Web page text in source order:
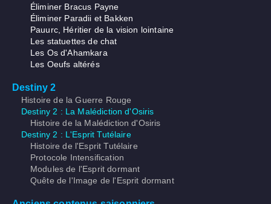
Éliminer Bracus Payne
Éliminer Paradii et Bakken
Pauurc, Héritier de la vision lointaine
Les statuettes de chat
Les Os d'Ahamkara
Les Oeufs altérés
Destiny 2
Histoire de la Guerre Rouge
Destiny 2 : La Malédiction d'Osiris
Histoire de la Malédiction d'Osiris
Destiny 2 : L'Esprit Tutélaire
Histoire de l'Esprit Tutélaire
Protocole Intensification
Modules de l'Esprit dormant
Quête de l'Image de l'Esprit dormant